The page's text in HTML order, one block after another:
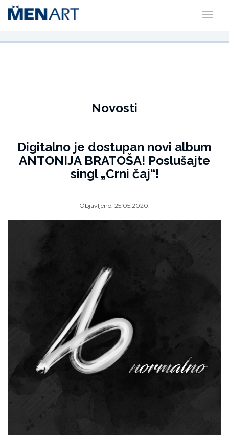
Novosti
Digitalno je dostupan novi album
ANTONIJA BRATOŠA! Poslušajte
singl „Crni čaj“!
Objavljeno: 25.05.2020.